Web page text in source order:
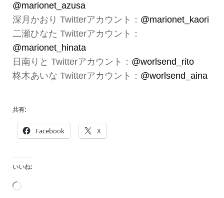
@marionet_azusa
深月かおり Twitterアカウント： @marionet_kaori
二瀬ひなた Twitterアカウント：
@marionet_hinata
日南りと Twitterアカウント： @worlsend_rito
柊木あいな Twitterアカウント： @worlsend_aina
共有:
Facebook X
いいね:
読